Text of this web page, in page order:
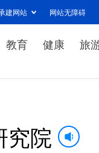
建网站 网站无障碍
教育 健康 旅
究院